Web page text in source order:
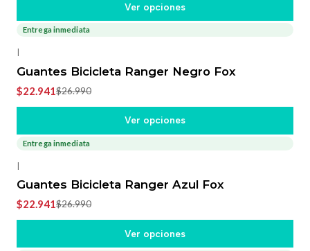
Ver opciones
Entrega inmediata
|
Guantes Bicicleta Ranger Negro Fox
$22.941$26.990
Ver opciones
-15%
Entrega inmediata
|
Guantes Bicicleta Ranger Azul Fox
$22.941$26.990
Ver opciones